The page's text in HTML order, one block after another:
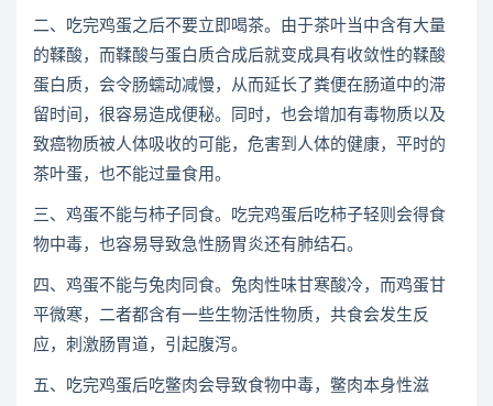
二、吃完鸡蛋之后不要立即喝茶。由于茶叶当中含有大量
的鞣酸，而鞣酸与蛋白质合成后就变成具有收敛性的鞣酸
蛋白质，会令肠蠕动减慢，从而延长了粪便在肠道中的滞
留时间，很容易造成便秘。同时，也会增加有毒物质以及
致癌物质被人体吸收的可能，危害到人体的健康，平时的
茶叶蛋，也不能过量食用。
三、鸡蛋不能与柿子同食。吃完鸡蛋后吃柿子轻则会得食
物中毒，也容易导致急性肠胃炎还有肺结石。
四、鸡蛋不能与兔肉同食。兔肉性味甘寒酸冷，而鸡蛋甘
平微寒，二者都含有一些生物活性物质，共食会发生反
应，刺激肠胃道，引起腹泻。
五、吃完鸡蛋后吃鳖肉会导致食物中毒，鳖肉本身性滋